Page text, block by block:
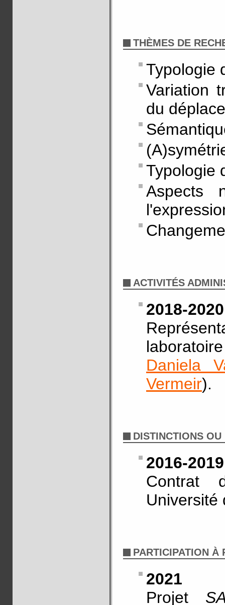
THÈMES DE
Typologie
Variation
du
Typologie
Aspects
ACTIVITÉS
2018-2020
Daniela
Vermeir).
DISTINCTIONS
2016-2019
Contrat
Université
PARTICIPATION À
2021
Projet